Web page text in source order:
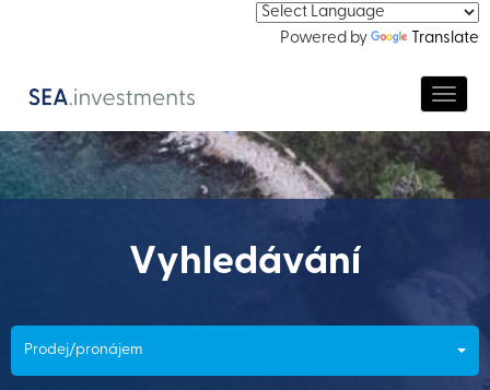
Powered by Translate
Vyhledávání
Prodej/pronájem